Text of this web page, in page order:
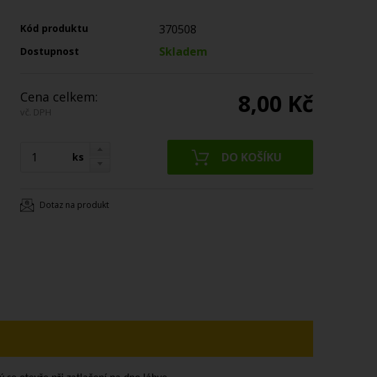
Kód produktu 370508
Dostupnost Skladem
Cena celkem:
vč. DPH 8,00 Kč
ks
Dotaz na produkt